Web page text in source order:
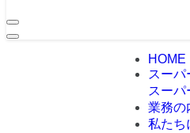
HOME
スーパ
スーパ
業務の
私たち